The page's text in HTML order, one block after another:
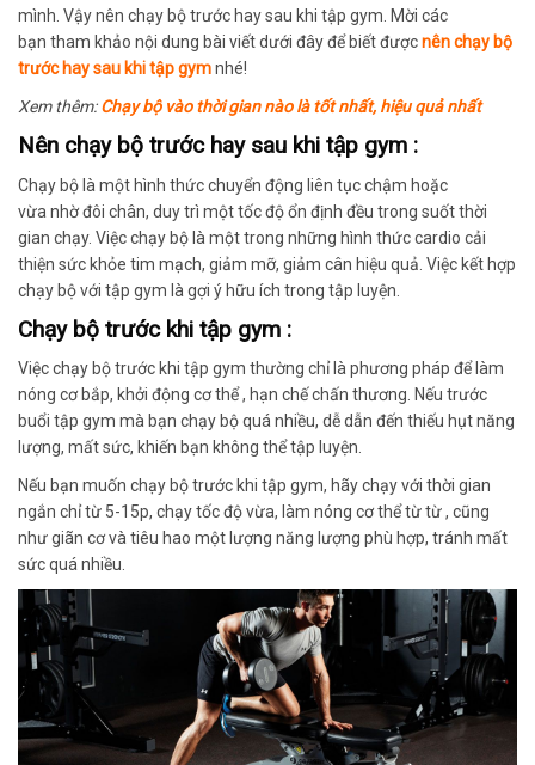
mình Vậynên chạy bộ trước hay sau khi tập gym. Mời các
bạn tham khảo nội dung bài viết dưới đâyđể biết đượcnên chạy bộ
trước hay sau khi tập gymnhé!
Xem thêm:Chạy bộ vào thời gian nào là tốt nhất, hiệu quả nhất
Nên chạy bộ trước hay sau khi tập gym :
Chạy bộ là mộthình thức chuyển động liên tục chậm hoặc
vừa nhờđôi chân, duy trì một tốc độ ổn định đều trong suốt thời
gian chạy. Việc chạy bộlà một trong những hình thức cardio cải
thiện sức khỏe tim mạch, giảm mỡ, giảm cân hiệu quả. Việckết hợp
chạy bộ với tập gym là gợi ý hữu ích trong tập luyện
Chạy bộ trước khi tập gym :
Việcchạy bộ trước khi tập gym thường chỉ là phương pháp để làm
nóng cơ bắp, khởi động cơ thể , hạn chế chấn thương. Nếu trước
buổi tập gym mà bạn chạy bộ quá nhiều, dễ dẫn đến thiếu hụt năng
lượng, mất sức, khiến bạn không thể tập luyện
Nếu bạn muốn chạy bộ trước khi tập gym, hãychạy với thời gian
ngắn chỉtừ 5-15p, chạy tốc độ vừa, làm nóng cơ thể từ từ , cũng
như giãn cơ và tiêu hao một lượng năng lượng phù hợp, tránh mất
sức quá nhiều.